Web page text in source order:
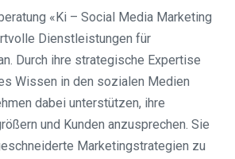
«Ki – Social Media Marketing
Dienstleistungen für
Durch ihre strategische Expertise
Wissen in den sozialen Medien
dabei unterstützen, ihre
und Kunden anzusprechen. Sie
Marketingstrategien zu